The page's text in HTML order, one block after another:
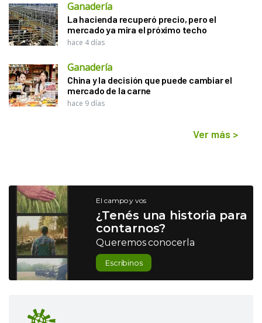
Ganadería
La hacienda recuperó precio, pero el
mercado ya mira el próximo techo
hace 4 días
Ganadería
China y la decisión que puede cambiar el
mercado de la carne
hace 9 días
Ver más >
El campo y vos
¿Tenés una historia para
contarnos?
Queremos conocerla
Escribinos